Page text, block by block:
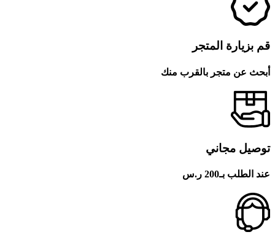
قم بزيارة المتجر
أبحث عن متجر بالقرب منك
توصيل مجاني
عند الطلب بـ200 ر.س